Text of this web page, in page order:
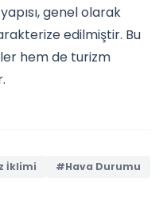
genel olarak
edilmiştir. Bu
hem de turizm
İklimi #Hava Durumu